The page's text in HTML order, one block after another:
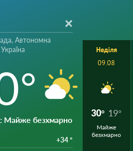
Автономна
: Майже безхмарно
+34 °
Неділя
09.08
30° 19°
Майже
безхмарно